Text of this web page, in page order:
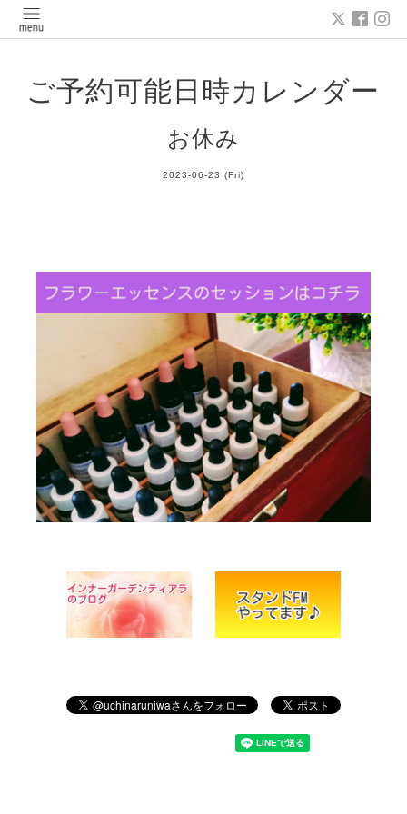
ご予約可能日時カレンダー
お休み
2023-06-23 (Fri)